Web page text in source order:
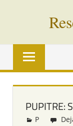
Palabras
vías
todo
PUPITRE:
Redacción
P